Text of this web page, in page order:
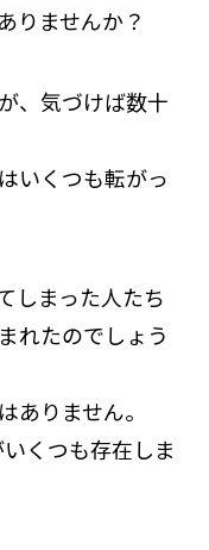
りませんか？
、気づけば数十
いくつも転がっ
しまった人たち
れたのでしょう
ありません。
くつも存在しま